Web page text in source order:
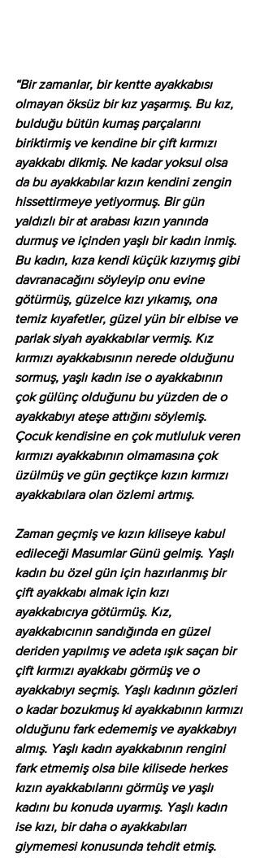
“Bir zamanlar, bir kentte ayakkabısı
olmayan öksüz bir kız yaşarmış. Bu kız,
bulduğu bütün kumaş parçalarını
biriktirmiş ve kendine bir çift kırmızı
ayakkabı dikmiş. Ne kadar yoksul olsa
da bu ayakkabılar kızın kendini zengin
hissettirmeye yetiyormuş. Bir gün
yaldızlı bir at arabası kızın yanında
durmuş ve içinden yaşlı bir kadın inmiş.
Bu kadın, kıza kendi küçük kızıymış gibi
davranacağını söyleyip onu evine
götürmüş, güzelce kızı yıkamış, ona
temiz kıyafetler, güzel yün bir elbise ve
parlak siyah ayakkabılar vermiş. Kız
kırmızı ayakkabısının nerede olduğunu
sormuş, yaşlı kadın ise o ayakkabının
çok gülünç olduğunu bu yüzden de o
ayakkabıyı ateşe attığını söylemiş.
Çocuk kendisine en çok mutluluk veren
kırmızı ayakkabının olmamasına çok
üzülmüş ve gün geçtikçe kızın kırmızı
ayakkabılara olan özlemi artmış.
Zaman geçmiş ve kızın kiliseye kabul
edileceği Masumlar Günü gelmiş. Yaşlı
kadın bu özel gün için hazırlanmış bir
çift ayakkabı almak için kızı
ayakkabıcıya götürmüş. Kız,
ayakkabıcının sandığında en güzel
deriden yapılmış ve adeta ışık saçan bir
çift kırmızı ayakkabı görmüş ve o
ayakkabıyı seçmiş. Yaşlı kadının gözleri
o kadar bozukmuş ki ayakkabının kırmızı
olduğunu fark edememiş ve ayakkabıyı
almış. Yaşlı kadın ayakkabının rengini
fark etmemiş olsa bile kilisede herkes
kızın ayakkabılarını görmüş ve yaşlı
kadını bu konuda uyarmış. Yaşlı kadın
ise kızı, bir daha o ayakkabıları
giymemesi konusunda tehdit etmiş.